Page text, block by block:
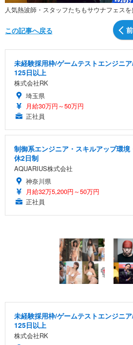
人気熱波師・スタッフたちもサウナフェスを
この記事へ戻る
未経験採用枠/ゲームテストエンジニ
125日以上
株式会社RK
埼玉県
月給30万円～50万円
正社員
制御系エンジニア・スキルアップ環
休2日制
AQUARIUS株式会社
神奈川県
月給32万5,200円～50万円
正社員
未経験採用枠/ゲームテストエンジニ
125日以上
株式会社RK